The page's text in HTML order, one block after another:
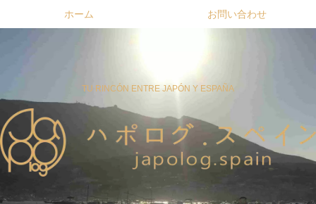
TU RINCÓN ENTRE JAPÓN Y ESPAÑA
ホーム お問い合わせ